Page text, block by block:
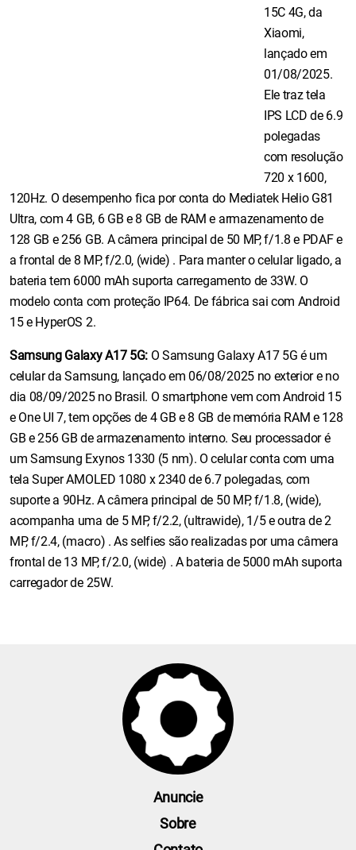
15C 4G, da
Xiaomi,
lançado em
01/08/2025.
Ele traz tela
IPS LCD de 6.9
polegadas
com resolução
720 x 1600,
120Hz. O desempenho fica por conta do Mediatek Helio G81
Ultra, com 4 GB, 6 GB e 8 GB de RAM e armazenamento de
128 GB e 256 GB. A câmera principal de 50 MP, f/1.8 e PDAF e
a frontal de 8 MP, f/2.0, (wide) . Para manter o celular ligado, a
bateria tem 6000 mAh suporta carregamento de 33W. O
modelo conta com proteção IP64. De fábrica sai com Android
15 e HyperOS 2.
Samsung Galaxy A17 5G:O Samsung Galaxy A17 5G é um
celular da Samsung, lançado em 06/08/2025 no exterior e no
dia 08/09/2025 no Brasil. O smartphone vem com Android 15
e One UI 7, tem opções de 4 GB e 8 GB de memória RAM e 128
GB e 256 GB de armazenamento interno. Seu processador é
um Samsung Exynos 1330 (5 nm). O celular conta com uma
tela Super AMOLED 1080 x 2340 de 6.7 polegadas, com
suporte a 90Hz. A câmera principal de 50 MP, f/1.8, (wide),
acompanha uma de 5 MP, f/2.2, (ultrawide), 1/5 e outra de 2
MP, f/2.4, (macro) . As selfies são realizadas por uma câmera
frontal de 13 MP, f/2.0, (wide) . A bateria de 5000 mAh suporta
carregador de 25W.
Anuncie
Sobre